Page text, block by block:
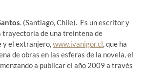
. (Santiago, Chile). Es un escritor y
trayectoria de una treintena de
y el extranjero,www.ivanigor.cl, que ha
de obras en las esferas de la novela, el
a publicar el año 2009 a través